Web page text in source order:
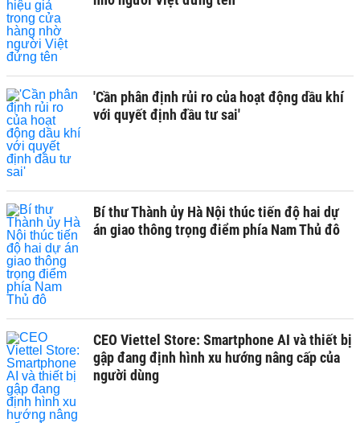
'Cần phân định rủi ro của hoạt động dầu khí
với quyết định đầu tư sai'
Bí thư Thành ủy Hà Nội thúc tiến độ hai dự
án giao thông trọng điểm phía Nam Thủ đô
CEO Viettel Store: Smartphone AI và thiết bị
gập đang định hình xu hướng nâng cấp của
người dùng